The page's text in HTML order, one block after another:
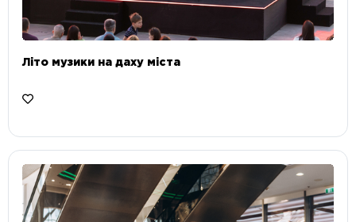
Літо музики на даху міста